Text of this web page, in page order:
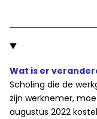
Wat is er
Scholing die de
zijn werknemer,
augustus 2022